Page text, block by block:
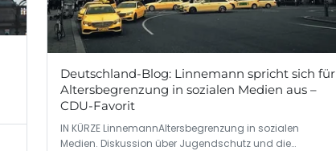
Deutschland-Blog: Linnemann spricht sich für
Altersbegrenzung in sozialen Medien aus –
CDU-Favorit
IN KÜRZE LinnemannAltersbegrenzung in sozialen
Medien. Diskussion über Jugendschutz und die…